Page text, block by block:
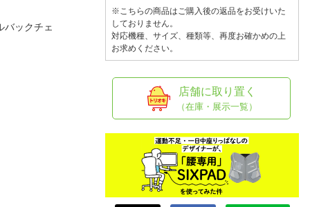
報
バックチェ
※こちらの商品はご購入後の返品をお受けいた
しておりません。
対応機種、サイズ、種類等、再度お確かめの上
お求めください。
店舗に取り置く
（在庫・展示一覧）